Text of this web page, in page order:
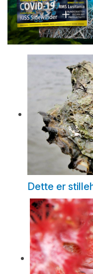
Dette er